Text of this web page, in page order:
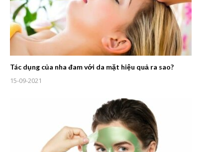
Tác dụng của nha đam với da mặt hiệu quả ra sao?
15-09-2021